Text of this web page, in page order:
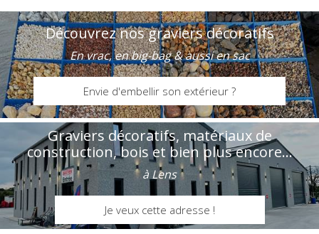
Découvrez nos graviers décoratifs
En vrac, en big-bag & aussi en sac
Envie d'embellir son extérieur ?
Graviers décoratifs, matériaux de
construction, bois et bien plus encore...
à Lens
Je veux cette adresse !